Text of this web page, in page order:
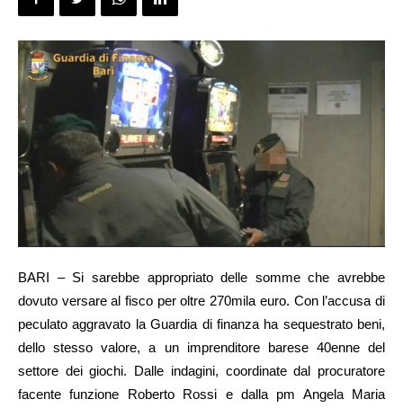
BARI – Si sarebbe appropriato delle somme che avrebbe
dovuto versare al fisco per oltre 270mila euro. Con l’accusa di
peculato aggravato la Guardia di finanza ha sequestrato beni,
dello stesso valore, a un imprenditore barese 40enne del
settore dei giochi. Dalle indagini, coordinate dal procuratore
facente funzione Roberto Rossi e dalla pm Angela Maria